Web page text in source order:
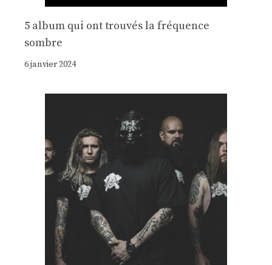
5 album qui ont trouvés la fréquence
sombre
6 janvier 2024